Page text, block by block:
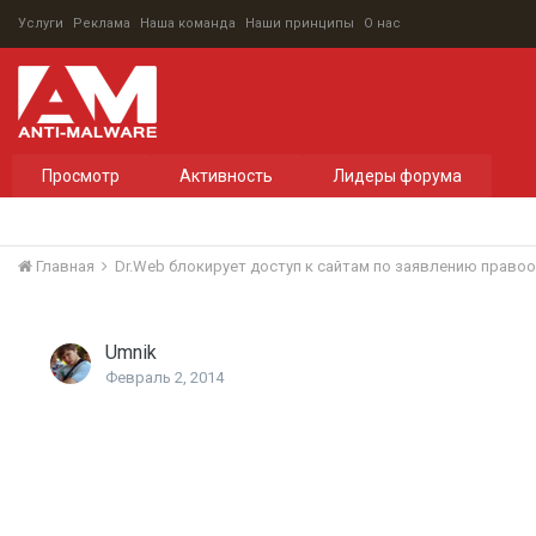
Услуги Реклама Наша команда Наши принципы О нас
Просмотр Активность Лидеры форума
Главная Dr.Web блокирует доступ к сайтам по заявлению
Umnik
Февраль 2, 2014